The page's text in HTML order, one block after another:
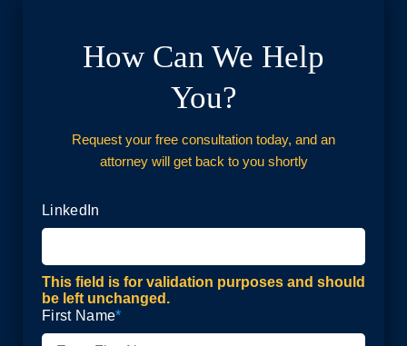
How Can We Help
You?
Request your free consultation today, and an
attorney will get back to you shortly
LinkedIn
This field is for validation purposes and should
be left unchanged.
First Name*